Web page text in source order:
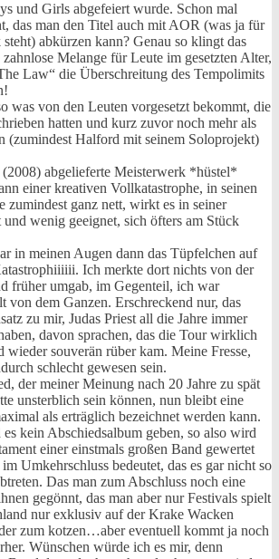
und Girls abgefeiert wurde. Schon mal
das man den Titel auch mit AOR (was ja für
abkürzen kann? Genau so klingt das
Melange für Leute im gesetzten Alter,
Law“ die Überschreitung des Tempolimits
was von den Leuten vorgesetzt bekommt, die
hatten und kurz zuvor noch mehr als
(zumindest Halford mit seinem Soloprojekt)
(2008) abgelieferte Meisterwerk *hüstel*
einer kreativen Vollkatastrophe, in seinen
zumindest ganz nett, wirkt es in seiner
wenig geeignet, sich öfters am Stück
in meinen Augen dann das Tüpfelchen auf
Ich merkte dort nichts von der
früher umgab, im Gegenteil, ich war
von dem Ganzen. Erschreckend nur, das
zu mir, Judas Priest all die Jahre immer
davon sprachen, das die Tour wirklich
wieder souverän rüber kam. Meine Fresse,
schlecht gewesen sein.
der meiner Meinung nach 20 Jahre zu spät
unsterblich sein können, nun bleibt eine
als erträglich bezeichnet werden kann.
kein Abschiedsalbum geben, so also wird
einer einstmals großen Band gewertet
Umkehrschluss bedeutet, das es gar nicht so
Das man zum Abschluss noch eine
gegönnt, das man aber nur Festivals spielt
nur exklusiv auf der Krake Wacken
zum kotzen…aber eventuell kommt ja noch
Wünschen würde ich es mir, denn